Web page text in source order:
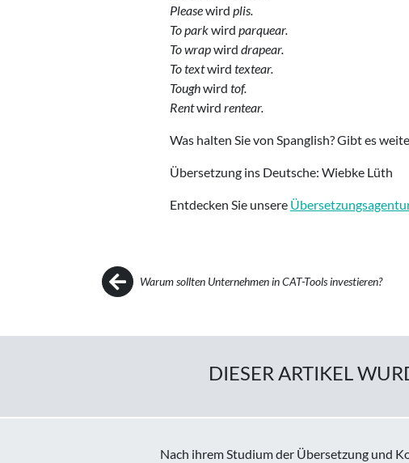
Pleasewird plis.
To parkwird parquear.
To wrapwird drapear.
To textwird textear.
Toughwird tof.
Rentwird rentear.
Was halten Sie von Spanglish? Gibt es
Übersetzung ins Deutsche: Wiebke Lüth
Entdecken Sie unsere
Post navigation
Warum sollten Unternehmen in CAT-Tools investieren?
DIESER ARTIKEL
Nach ihrem Studium der Übersetzung und